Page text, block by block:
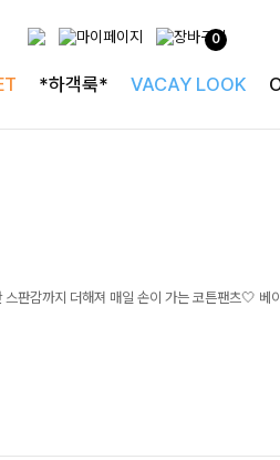
0
*하객룩* VACAY LOOK
판감까지 더해져 매일 손이 가는 코튼팬츠🤍 베